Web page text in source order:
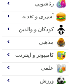
زناشویی
آشپزی و تغذیه
کودکان و والدین
مذهبی
کامپیوتر و اینترنت
علمی
ورزش